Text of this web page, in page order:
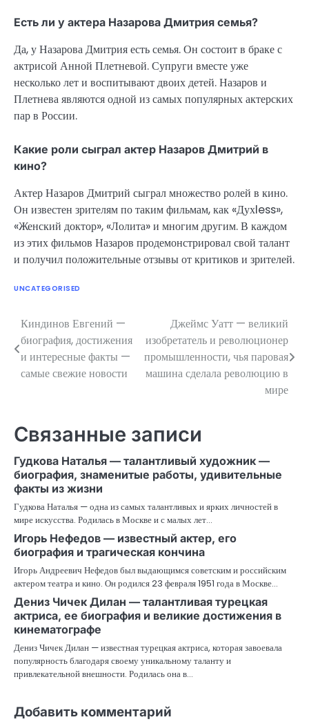
Есть ли у актера Назарова Дмитрия семья?
Да, у Назарова Дмитрия есть семья. Он состоит в браке с
актрисой Анной Плетневой. Супруги вместе уже
несколько лет и воспитывают двоих детей. Назаров и
Плетнева являются одной из самых популярных актерских
пар в России.
Какие роли сыграл актер Назаров Дмитрий в
кино?
Актер Назаров Дмитрий сыграл множество ролей в кино.
Он известен зрителям по таким фильмам, как «Духless»,
«Женский доктор», «Лолита» и многим другим. В каждом
из этих фильмов Назаров продемонстрировал свой талант
и получил положительные отзывы от критиков и зрителей.
UNCATEGORISED
Навигация
по
записям
Киндинов Евгений —
биография, достижения
и интересные факты —
самые свежие новости
Джеймс Уатт — великий
изобретатель и революционер
промышленности, чья паровая
машина сделала революцию в
мире
Связанные записи
Гудкова Наталья — талантливый художник —
биография, знаменитые работы, удивительные
факты из жизни
Гудкова Наталья — одна из самых талантливых и ярких личностей в
мире искусства. Родилась в Москве и с малых лет…
Игорь Нефедов — известный актер, его
биография и трагическая кончина
Игорь Андреевич Нефедов был выдающимся советским и российским
актером театра и кино. Он родился 23 февраля 1951 года в Москве…
Дениз Чичек Дилан — талантливая турецкая
актриса, ее биография и великие достижения в
кинематографе
Дениз Чичек Дилан — известная турецкая актриса, которая завоевала
популярность благодаря своему уникальному таланту и
привлекательной внешности. Родилась она в…
Добавить комментарий